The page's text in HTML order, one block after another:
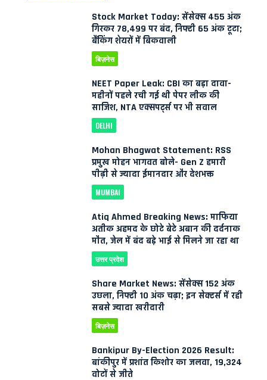
Stock Market Today: सेंसेक्स 455 अंक
गिरकर 78,499 पर बंद, निफ्टी 65 अंक टूटा;
बैंकिंग शेयरों में बिकवाली
बिज़नेस
NEET Paper Leak: CBI का बड़ा दावा-
महीनों पहले रची गई थी पेपर लीक की
साजिश, NTA एक्सपर्ट्स पर भी सवाल
DELHI
Mohan Bhagwat Statement: RSS
प्रमुख मोहन भागवत बोले- Gen Z हमारी
पीढ़ी से ज्यादा ईमानदार और देशभक्त
MUMBAI
Atiq Ahmed Breaking News: माफिया
अतीक अहमद के छोटे बेटे अबान की दर्दनाक
मौत, जेल में बंद बड़े भाई से मिलने जा रहा था
उत्तर प्रदेश
Share Market News: सेंसेक्स 152 अंक
उछला, निफ्टी 10 अंक चढ़ा; इन सेक्टर्स में रही
सबसे ज्यादा खरीदारी
बिज़नेस
Bankipur By-Election 2026 Result:
बांकीपुर में प्रशांत किशोर का जलवा, 19,324
वोटों से जीते